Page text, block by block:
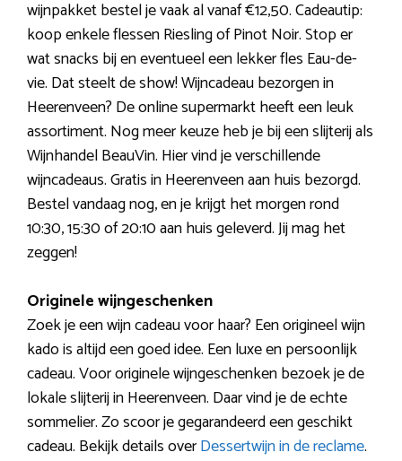
wijnpakket bestel je vaak al vanaf €12,50. Cadeautip:
koop enkele flessen Riesling of Pinot Noir. Stop er
wat snacks bij en eventueel een lekker fles Eau-de-
vie. Dat steelt de show! Wijncadeau bezorgen in
Heerenveen? De online supermarkt heeft een leuk
assortiment. Nog meer keuze heb je bij een slijterij als
Wijnhandel BeauVin. Hier vind je verschillende
wijncadeaus. Gratis in Heerenveen aan huis bezorgd.
Bestel vandaag nog, en je krijgt het morgen rond
10:30, 15:30 of 20:10 aan huis geleverd. Jij mag het
zeggen!
Originele wijngeschenken
Zoek je een wijn cadeau voor haar? Een origineel wijn
kado is altijd een goed idee. Een luxe en persoonlijk
cadeau. Voor originele wijngeschenken bezoek je de
lokale slijterij in Heerenveen. Daar vind je de echte
sommelier. Zo scoor je gegarandeerd een geschikt
cadeau. Bekijk details overDessertwijn in de reclame.